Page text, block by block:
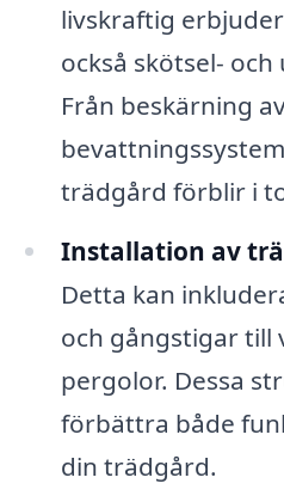
livskraftig
också skötsel-
Från beskärning
trädgård förblir i
Installation av
Detta kan
och gångstigar till
pergolor. Dessa
förbättra både
din trädgård.